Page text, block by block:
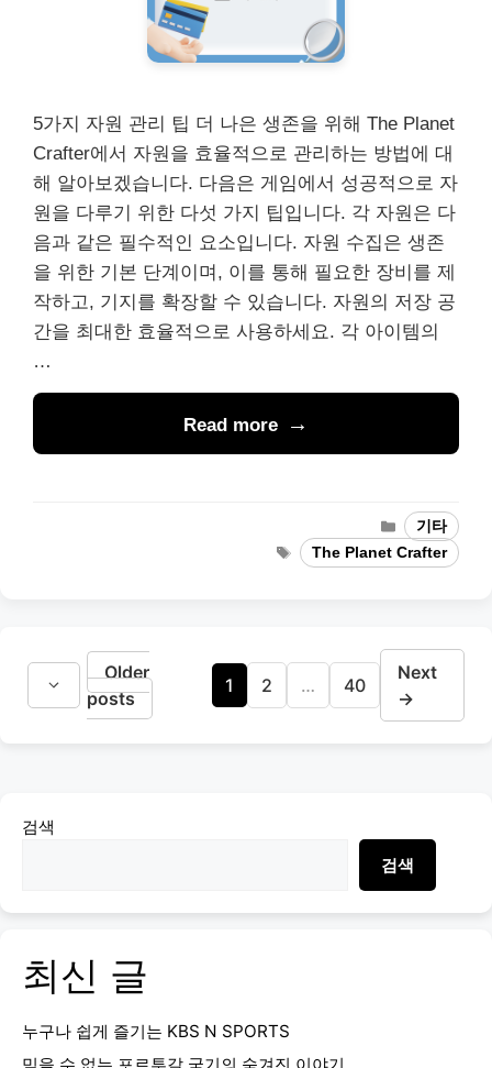
5가지 자원 관리 팁 더 나은 생존을 위해 The Planet
Crafter에서 자원을 효율적으로 관리하는 방법에 대
해 알아보겠습니다. 다음은 게임에서 성공적으로 자
원을 다루기 위한 다섯 가지 팁입니다. 각 자원은 다
음과 같은 필수적인 요소입니다. 자원 수집은 생존
을 위한 기본 단계이며, 이를 통해 필요한 장비를 제
작하고, 기지를 확장할 수 있습니다. 자원의 저장 공
간을 최대한 효율적으로 사용하세요. 각 아이템의
…
Read more
Categories
기타
Tags
The Planet Crafter
Older
posts
Page
1 Page
2 … Page
40
Next
→
검색
검색
최신 글
누구나 쉽게 즐기는 KBS N SPORTS
믿을 수 없는 포르투갈 국기의 숨겨진 이야기